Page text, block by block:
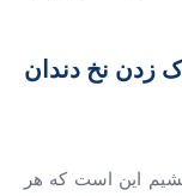
زدن نخ دندان
این است که هر